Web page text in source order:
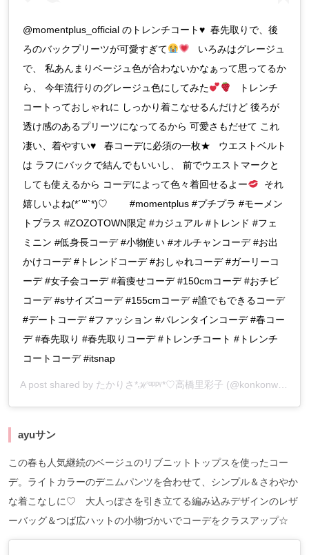
@momentplus_official のトレンチコート♥ 春先取りで、後
ろのバックプリーツが可愛すぎて
いろみはグレージュ
で、 私あんまりベージュ色が合わないかなぁって思ってるか
ら、 今年流行りのグレージュ色にしてみた
トレンチ
コートっておしゃれに しっかり着こなせるんだけど 後ろが
透け感のあるプリーツになってるから 可愛さもだせて これ
凄い、着やすい♥️ 春コーデに必須の一枚★ ウエストベルト
は ラフにバックで結んでもいいし、 前でウエストマークと
しても使えるから コーデによって色々着回せるよー
それ
嬉しいよね(*´꒳`*)♡ #momentplus #プチプラ #モーメン
トプラス #ZOZOTOWN限定 #カジュアル #トレンド #フェ
ミニン #低身長コーデ #小物使い #オルチャンコーデ #お出
かけコーデ #トレンドコーデ #おしゃれコーデ #ガーリーコ
ーデ #女子会コーデ #着痩せコーデ #150cmコーデ #おチビ
コーデ #sサイズコーデ #155cmコーデ #誰でもできるコーデ
#デートコーデ #ファッション #バレンタインコーデ #春コー
デ #春先取り #春先取りコーデ #トレンチコート #トレンチ
コートコーデ #itsnap
A post shared by たかりさ*ℋᵅᵖᵖᵞ*♡高橋里彩子 (@konkonwanwan) on
ayuサン
この春も人気継続のベージュのリブニットトップスを使ったコー
デ。ライトカラーのデニムパンツを合わせて、シンプル＆さわやか
な着こなしに♡ 大人っぽさを引き立てる編み込みデザインのレザ
ーバッグ＆つば広ハットの小物づかいでコーデをクラスアップ☆